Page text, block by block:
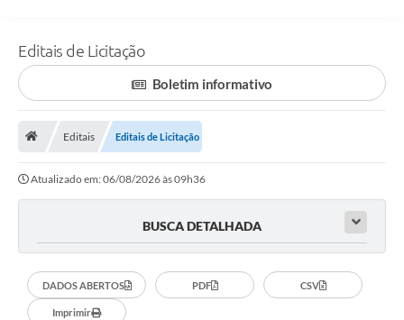
Transparência
Principal
Notícias
Secretarias
Editais
OUVIDORIA
Editais de Licitação
Boletim informativo
Editais Editais de Licitação
Atualizado em: 06/08/2026 às 09h36
BUSCA DETALHADA
DADOS ABERTOS PDF CSV
Imprimir